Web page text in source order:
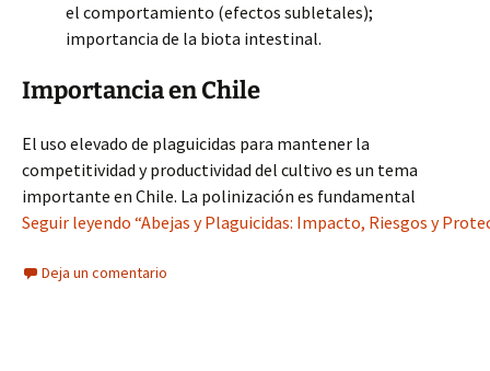
el comportamiento (efectos subletales);
importancia de la biota intestinal.
Importancia en Chile
El uso elevado de plaguicidas para mantener la
competitividad y productividad del cultivo es un tema
importante en Chile. La polinización es fundamental
Seguir leyendo “Abejas y Plaguicidas: Impacto, Riesgos y
Deja un comentario